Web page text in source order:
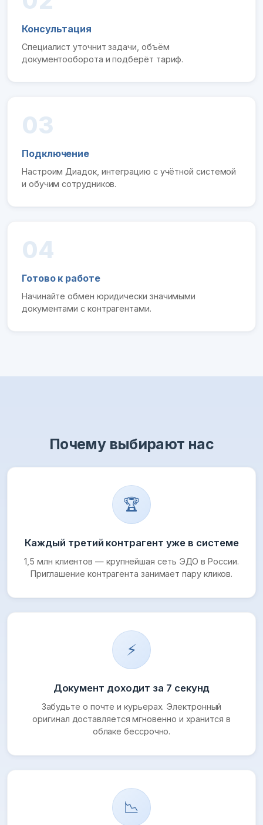
Консультация
Специалист уточнит задачи, объём
документооборота и подберёт тариф.
03
Подключение
Настроим Диадок, интеграцию с учётной системой
и обучим сотрудников.
04
Готово к работе
Начинайте обмен юридически значимыми
документами с контрагентами.
Почему выбирают нас
🏆
Каждый третий контрагент уже в системе
1,5 млн клиентов — крупнейшая сеть ЭДО в России.
Приглашение контрагента занимает пару кликов.
⚡
Документ доходит за 7 секунд
Забудьте о почте и курьерах. Электронный
оригинал доставляется мгновенно и хранится в
облаке бессрочно.
📉